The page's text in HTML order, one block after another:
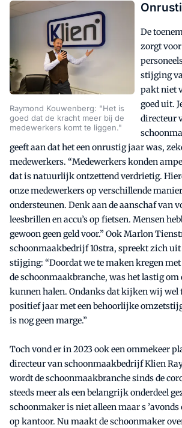
Raymond Kouwenberg: "Het is
goed dat de kracht meer bij de
medewerkers komt te liggen."
De
zorgt
stijging
pakt niet
goed uit.
directeur
geeft aan dat het een onrustig jaar was,
medewerkers. “Medewerkers konden
dat is natuurlijk ontzettend verdrietig.
onze medewerkers op verschillende
ondersteunen. Denk aan de aanschaf van
leesbrillen en accu’s op fietsen. Mensen
gewoon geen geld voor.” Ook Marlon
schoonmaakbedrijf 10stra, spreekt zich uit
stijging: “Doordat we te maken kregen
de schoonmaakbranche, was het lastig
kunnen halen. Ondanks dat kijken wij wel
positief jaar met een behoorlijke
is nog geen marge.”
Toch vond er in 2023 ook een ommekeer
directeur van schoonmaakbedrijf Klien
wordt de schoonmaakbranche sinds de
steeds meer als een belangrijk onderdeel
schoonmaker is niet alleen maar s ’avonds
op kantoor. Nu maakt de schoonmaker